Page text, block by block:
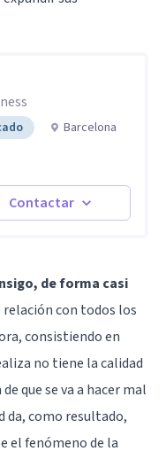
Barcelona
Contactar
de forma casi
relación con todos los
consistiendo en
no tiene la calidad
que se va a hacer mal
da, como resultado,
el fenómeno de la